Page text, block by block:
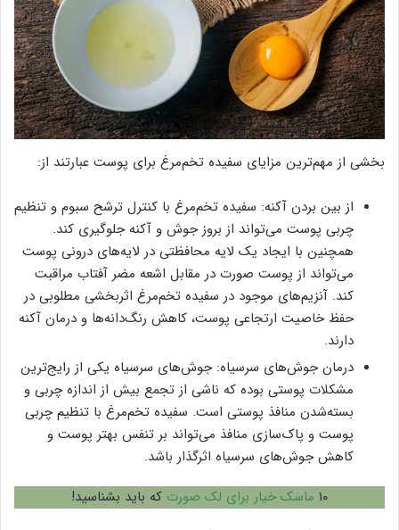
بخشی از مهم‌ترین مزایای سفیده تخم‌مرغ برای پوست عبارتند از:
از بین بردن آکنه: سفیده تخم‌مرغ با کنترل ترشح سبوم و تنظیم
چربی پوست می‌تواند از بروز جوش و آکنه جلوگیری کند.
همچنین با ایجاد یک لایه محافظتی در لایه‌های درونی پوست
می‌تواند از پوست صورت در مقابل اشعه مضر آفتاب مراقبت
کند. آنزیم‌های موجود در سفیده تخم‌مرغ اثربخشی مطلوبی در
حفظ خاصیت ارتجاعی پوست، کاهش رنگ‌دانه‌ها و درمان آکنه
دارند.
درمان جوش‌های سرسیاه: جوش‌های سرسیاه یکی از رایج‌ترین
مشکلات پوستی بوده که ناشی از تجمع بیش از اندازه چربی و
بسته‌شدن منافذ پوستی است. سفیده تخم‌مرغ با تنظیم چربی
پوست و پاک‌سازی منافذ می‌تواند بر تنفس بهتر پوست و
کاهش جوش‌های سرسیاه اثرگذار باشد.
۱۰ ماسک خیار برای لک صورت که باید بشناسید!